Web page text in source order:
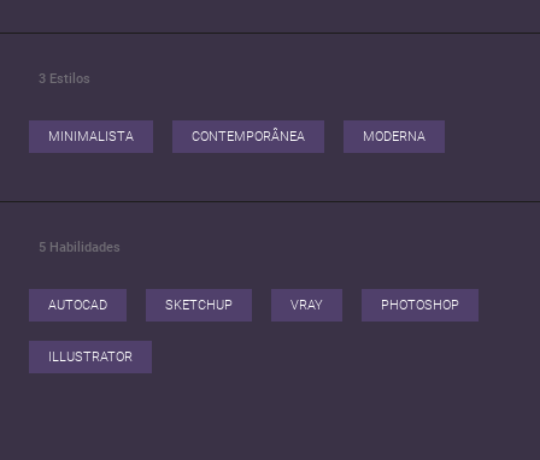
3 Estilos
MINIMALISTA CONTEMPORÂNEA MODERNA
5 Habilidades
AUTOCAD SKETCHUP VRAY PHOTOSHOP
ILLUSTRATOR